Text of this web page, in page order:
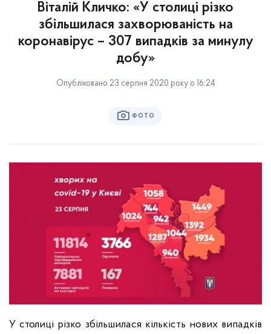
Віталій Кличко: «У столиці різко
збільшилася захворюваність на
коронавірус – 307 випадків за минулу
добу»
Опубліковано 23 серпня 2020 року о 16:24
ФОТО
У столиці різко збільшилася кількість нових випадків